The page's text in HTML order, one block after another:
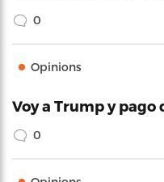
0
Opinions
Voy a Trump y pago
0